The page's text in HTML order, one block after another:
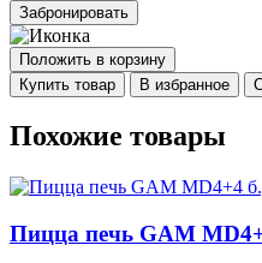
Забронировать
Положить в корзину
Купить товар
В избранное
Похожие товары
Пицца печь GAM